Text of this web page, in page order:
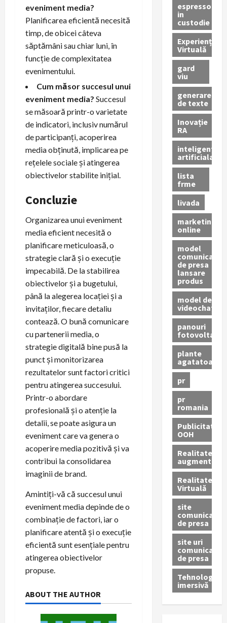
eveniment media?
Planificarea eficientă necesită
timp, de obicei câteva
săptămâni sau chiar luni, în
funcție de complexitatea
evenimentului.
Cum măsor succesul unui
eveniment media? Succesul
se măsoară printr-o varietate
de indicatori, inclusiv numărul
de participanți, acoperirea
media obținută, implicarea pe
rețelele sociale și atingerea
obiectivelor stabilite inițial.
Concluzie
Organizarea unui eveniment
media eficient necesită o
planificare meticuloasă, o
strategie clară și o execuție
impecabilă. De la stabilirea
obiectivelor și a bugetului,
până la alegerea locației și a
invitaților, fiecare detaliu
contează. O bună comunicare
cu partenerii media, o
strategie digitală bine pusă la
punct și monitorizarea
rezultatelor sunt factori critici
pentru atingerea succesului.
Printr-o abordare
profesională și o atenție la
detalii, se poate asigura un
eveniment care va genera o
acoperire media pozitivă și va
contribui la consolidarea
imaginii de brand.
Amintiți-vă că succesul unui
eveniment media depinde de o
combinație de factori, iar o
planificare atentă și o execuție
eficientă sunt esențiale pentru
atingerea obiectivelor
propuse.
ABOUT THE AUTHOR
espressor
in
custodie
Experiență
Virtuală
gard
viu
generare
de texte
Inovație
RA
inteligenta
artificiala
lista
frme
livada
marketing
online
model
comunicat
de presa
lansare
produs
model de
videochat
panouri
fotovoltaice
plante
agatatoare
pr
pr
romania
Publicitate
OOH
Realitatea
augmentată
Realitatea
Virtuală
site
comunicate
de presa
site uri
comunicate
de presa
Tehnologie
imersivă